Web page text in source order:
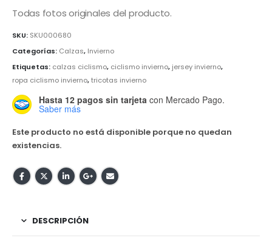
Todas fotos originales del producto.
SKU: SKU000680
Categorías: Calzas, Invierno
Etiquetas: calzas ciclismo, ciclismo invierno, jersey invierno,
ropa ciclismo invierno,tricotas invierno
Hasta 12 pagos sin tarjeta con Mercado Pago.
Saber más
Este producto no está disponible porque no quedan
existencias.
DESCRIPCIÓN